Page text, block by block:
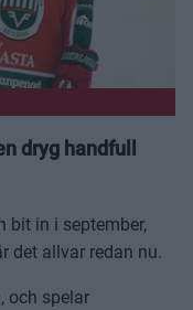
dryg handfull
bit in i september,
det allvar redan nu.
och spelar